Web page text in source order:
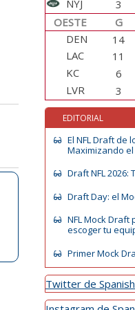
NYJ 3
OESTE
G
DEN
14
LAC
11
KC
6
LVR
3
EDITORIAL
El NFL Draft de
Maximizando
Draft NFL
Draft Day: el
NFL Mock Draft
escoger tu
Primer Mock
Twitter de